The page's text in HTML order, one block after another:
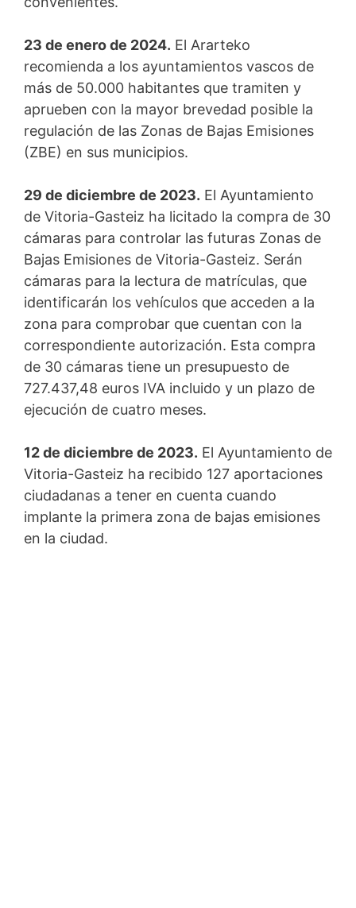
23 de enero de 2024. El Ararteko
recomienda a los ayuntamientos vascos de
más de 50.000 habitantes que tramiten y
aprueben con la mayor brevedad posible la
regulación de las Zonas de Bajas Emisiones
(ZBE) en sus municipios.
29 de diciembre de 2023. El Ayuntamiento
de Vitoria-Gasteiz ha licitado la compra de 30
cámaras para controlar las futuras Zonas de
Bajas Emisiones de Vitoria-Gasteiz. Serán
cámaras para la lectura de matrículas, que
identificarán los vehículos que acceden a la
zona para comprobar que cuentan con la
correspondiente autorización. Esta compra
de 30 cámaras tiene un presupuesto de
727.437,48 euros IVA incluido y un plazo de
ejecución de cuatro meses.
12 de diciembre de 2023. El Ayuntamiento de
Vitoria-Gasteiz ha recibido 127 aportaciones
ciudadanas a tener en cuenta cuando
implante la primera zona de bajas emisiones
en la ciudad.